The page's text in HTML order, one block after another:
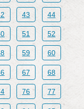
43 44
51 52
59 60
67 68
76 77